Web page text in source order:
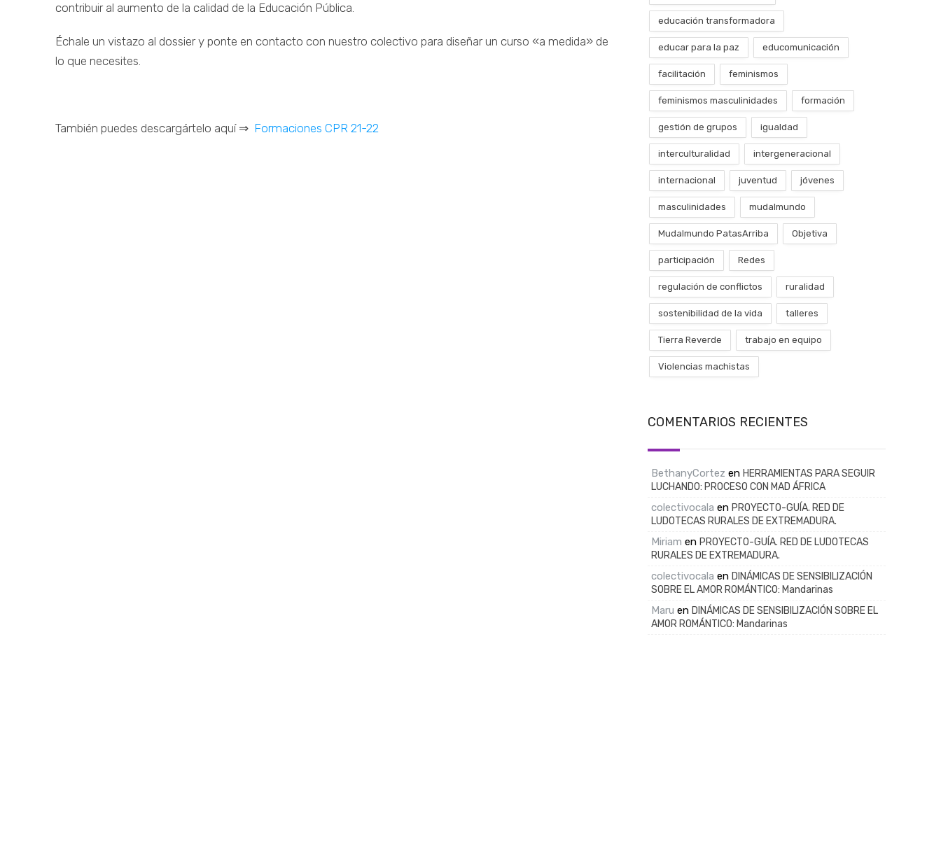
contribuir al aumento de la calidad de la Educación Pública.
Échale un vistazo al dossier y ponte en contacto con nuestro colectivo para diseñar un curso «a medida» de
lo que necesites.
También puedes descargártelo aquí ⇒ Formaciones CPR 21-22
educación transformadora
educar para la paz educomunicación
facilitación feminismos
feminismos masculinidades formación
gestión de grupos igualdad
interculturalidad intergeneracional
internacional juventud jóvenes
masculinidades mudalmundo
Mudalmundo PatasArriba Objetiva
participación Redes
regulación de conflictos ruralidad
sostenibilidad de la vida talleres
Tierra Reverde trabajo en equipo
Violencias machistas
COMENTARIOS RECIENTES
BethanyCortez en HERRAMIENTAS PARA SEGUIR
LUCHANDO: PROCESO CON MAD ÁFRICA
colectivocala en PROYECTO-GUÍA. RED DE
LUDOTECAS RURALES DE EXTREMADURA.
Miriam en PROYECTO-GUÍA. RED DE LUDOTECAS
RURALES DE EXTREMADURA.
colectivocala en DINÁMICAS DE SENSIBILIZACIÓN
SOBRE EL AMOR ROMÁNTICO: Mandarinas
Maru en DINÁMICAS DE SENSIBILIZACIÓN SOBRE EL
AMOR ROMÁNTICO: Mandarinas